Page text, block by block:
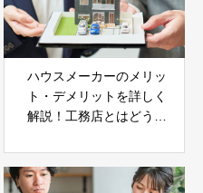
ハウスメーカーのメリッ
ト・デメリットを詳しく
解説！工務店とはどう違